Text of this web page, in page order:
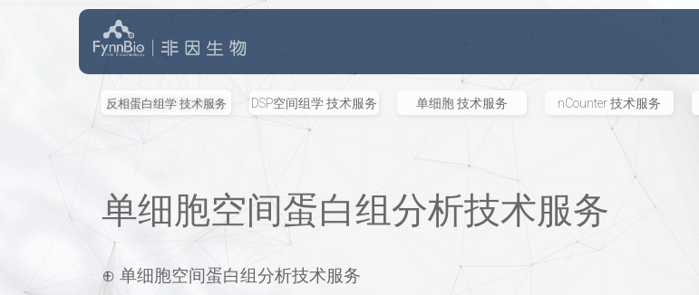
反相蛋白组学 技术服务 DSP空间组学 技术服务 单细胞 技术服务 nCounter 技术服务
单细胞空间蛋白组分析技术服务
⊕ 单细胞空间蛋白组分析技术服务